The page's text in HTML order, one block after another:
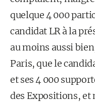
quelque 4 000
candidat LR à la
au moins aussi
Paris, que le
et ses 4 000
des Expositions, et